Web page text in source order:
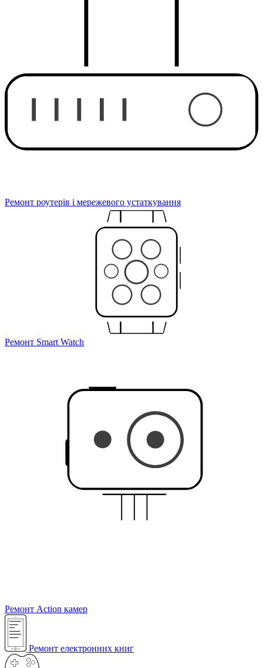
Ремонт роутерів і мережевого устаткування
Ремонт Smart Watch
Ремонт Action камер
Ремонт електронних книг